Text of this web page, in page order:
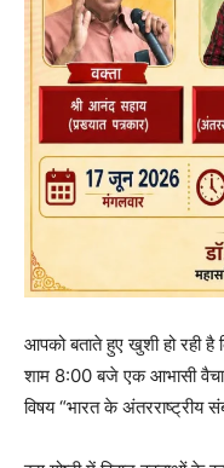
आपको बताते हुए खुशी हो रही है
शाम 8:00 बजे एक आभासी
विषय “भारत के अंतरराष्ट्रीय